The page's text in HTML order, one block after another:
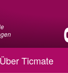
Über Ticmate